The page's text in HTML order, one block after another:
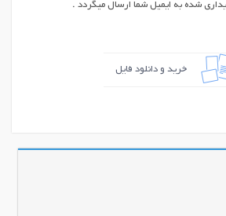
شده به ایمیل شما ارسال میگردد .
خرید و دانلود فایل